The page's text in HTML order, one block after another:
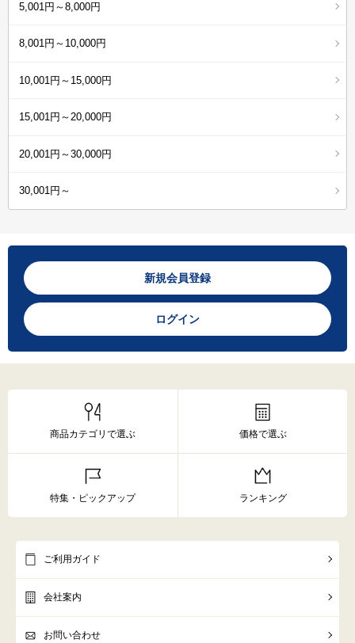
5,001円～8,000円
8,001円～10,000円
10,001円～15,000円
15,001円～20,000円
20,001円～30,000円
30,001円～
新規会員登録
ログイン
商品カテゴリで選ぶ 価格で選ぶ
特集・ピックアップ ランキング
ご利用ガイド
会社案内
お問い合わせ